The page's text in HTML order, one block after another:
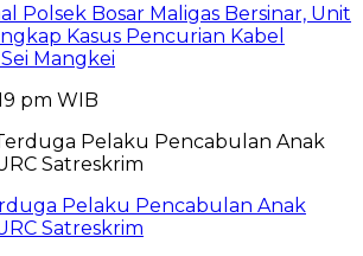
Polsek Bosar Maligas Bersinar, Unit
Kasus Pencurian Kabel
Mangkei
pm WIB
Pelaku Pencabulan Anak
Satreskrim